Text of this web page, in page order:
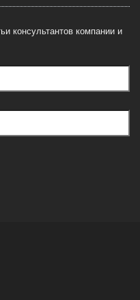
консультантов компании и